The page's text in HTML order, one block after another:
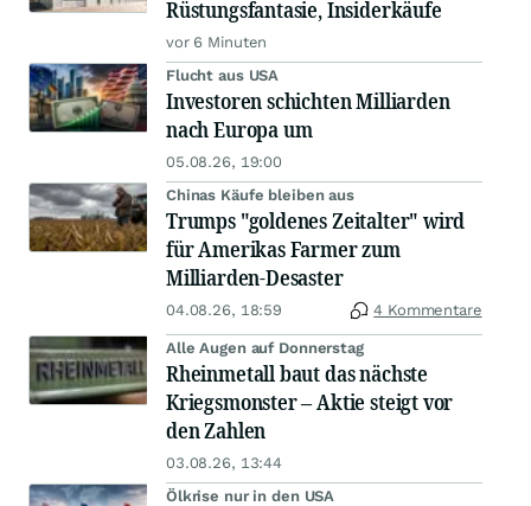
Rüstungsfantasie, Insiderkäufe
vor 6 Minuten
Flucht aus USA
Investoren schichten Milliarden
nach Europa um
05.08.26, 19:00
Chinas Käufe bleiben aus
Trumps "goldenes Zeitalter" wird
für Amerikas Farmer zum
Milliarden-Desaster
04.08.26, 18:59 4 Kommentare
Alle Augen auf Donnerstag
Rheinmetall baut das nächste
Kriegsmonster – Aktie steigt vor
den Zahlen
03.08.26, 13:44
Ölkrise nur in den USA